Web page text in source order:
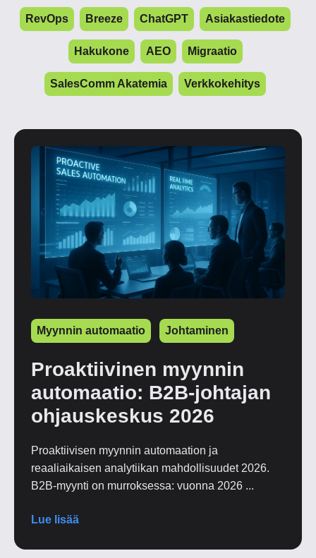
RevOps Breeze ChatGPT Asiakastiedote
Hakukone AEO Migraatio
SalesComm Akatemia Verkkokehitys
Myynnin automaatio Johtaminen
Proaktiivinen myynnin
automaatio: B2B-johtajan
ohjauskeskus 2026
Proaktiivisen myynnin automaation ja
reaaliaikaisen analytiikan mahdollisuudet 2026.
B2B-myynti on murroksessa: vuonna 2026 ...
Lue lisää